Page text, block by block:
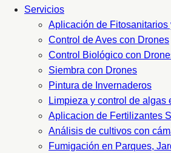
Servicios
Aplicación de Fitosanitarios
Control de Aves con Drones
Control Biológico con
Siembra con Drones
Pintura de Invernaderos
Limpieza y control de algas
Aplicacion de Fertilizantes
Análisis de cultivos con
Fumigación en Parques,